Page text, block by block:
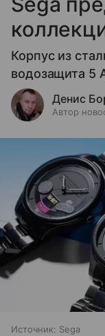
Корпус из
водозащита 5
Денис
Автор
Источник: Sega